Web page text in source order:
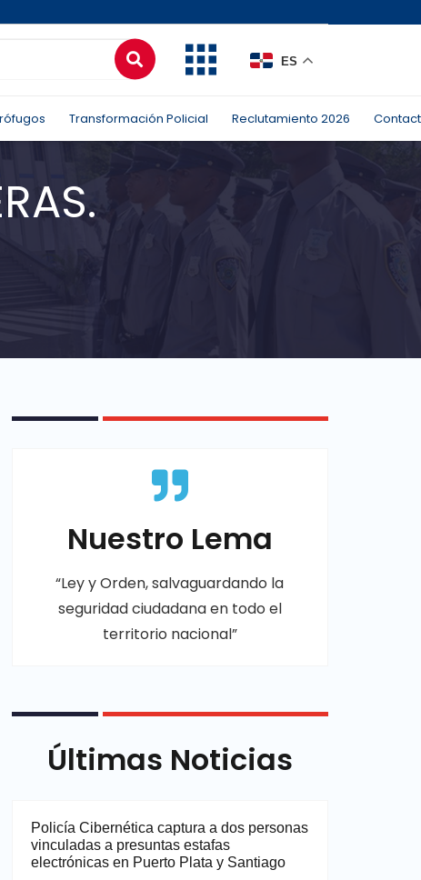
ES
Transformación Policial Reclutamiento 2026
Nuestro Lema
“Ley y Orden, salvaguardando la
seguridad ciudadana en todo el
territorio nacional”
Últimas Noticias
Policía Cibernética captura a dos personas
vinculadas a presuntas estafas
electrónicas en Puerto Plata y Santiago